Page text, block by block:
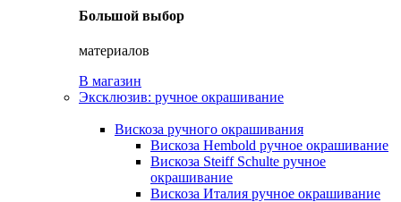
Большой выбор
материалов
В магазин
Эксклюзив: ручное окрашивание
Вискоза ручного окрашивания
Вискоза Hembold ручное окрашивание
Вискоза Steiff Schulte ручное
окрашивание
Вискоза Италия ручное окрашивание